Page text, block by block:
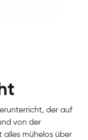
der auf
von der
alles mühelos über